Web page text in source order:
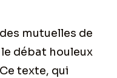
mutuelles de
débat houleux
texte, qui